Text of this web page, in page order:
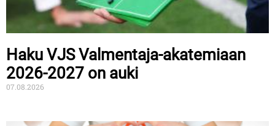
Haku VJS Valmentaja-akatemiaan
2026-2027 on auki
07.08.2026